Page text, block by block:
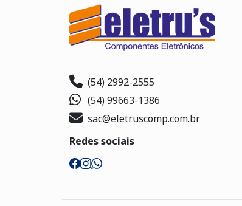
(54) 2992-2555
(54) 99663-1386
sac@eletruscomp.com.br
Redes sociais